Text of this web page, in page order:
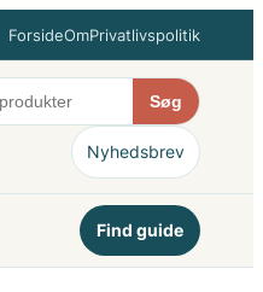
ForsideOmPrivatlivspolitik
Søg
Nyhedsbrev
Find guide